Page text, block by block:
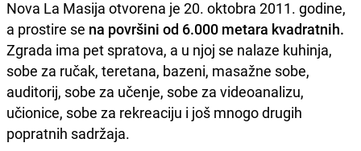
Nova La Masija otvorena je 20. oktobra 2011. godine,
a prostire se na površini od 6.000 metara kvadratnih.
Zgrada ima pet spratova, a u njoj se nalaze kuhinja,
sobe za ručak, teretana, bazeni, masažne sobe,
auditorij, sobe za učenje, sobe za videoanalizu,
učionice, sobe za rekreaciju i još mnogo drugih
popratnih sadržaja.